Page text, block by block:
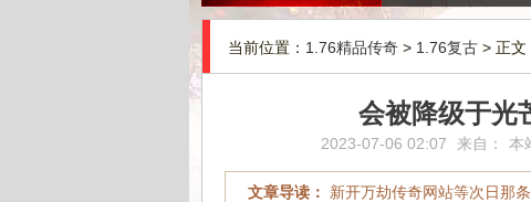
当前位置： 1.76精品传奇 > 1.76复古 > 正文
会被降级于光
2023-07-06 02:07 来自： 本
文章导读：
新开万劫传奇网站等次日那